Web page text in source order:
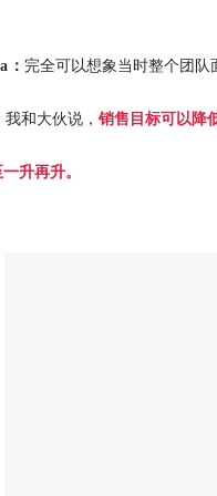
： 完全可以想象当时整个团队
我和大伙说， 销售目标可以降
升再升。